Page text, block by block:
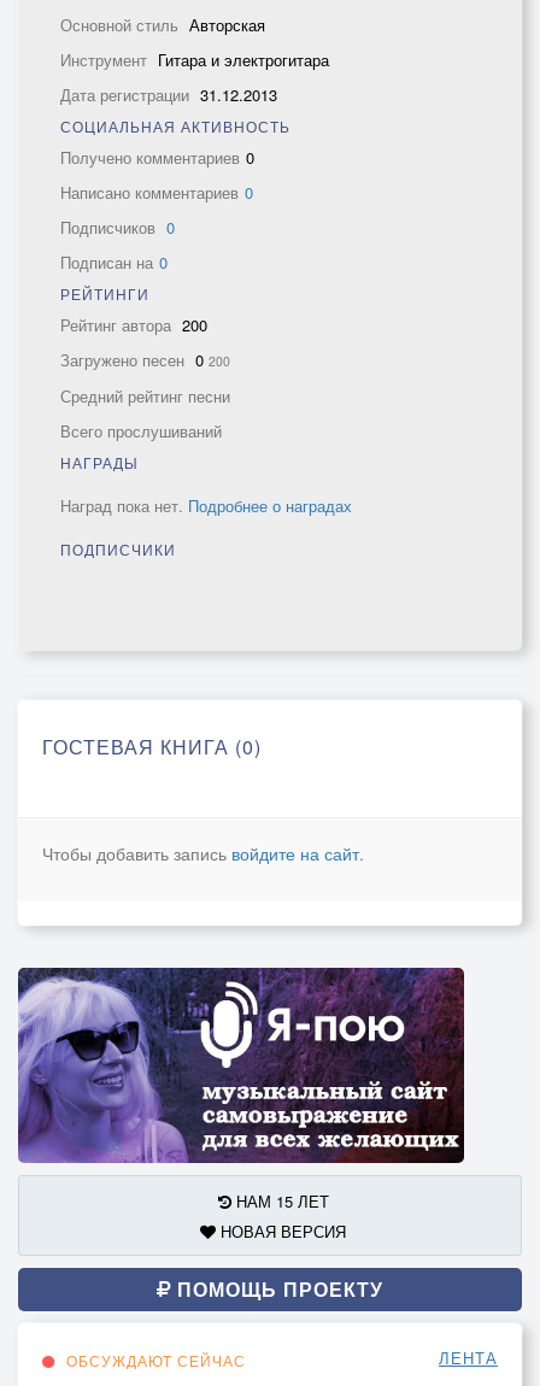
Основной стиль Авторская
Инструмент Гитара и электрогитара
Дата регистрации 31.12.2013
СОЦИАЛЬНАЯ АКТИВНОСТЬ
Получено комментариев 0
Написано комментариев 0
Подписчиков 0
Подписан на 0
РЕЙТИНГИ
Рейтинг автора 200
Загружено песен 0 200
Средний рейтинг песни
Всего прослушиваний
НАГРАДЫ
Наград пока нет. Подробнее о наградах
ПОДПИСЧИКИ
ГОСТЕВАЯ КНИГА (0)
Чтобы добавить запись войдите на сайт.
НАМ 15 ЛЕТ
НОВАЯ ВЕРСИЯ
ПОМОЩЬ ПРОЕКТУ
ОБСУЖДАЮТ СЕЙЧАС ЛЕНТА